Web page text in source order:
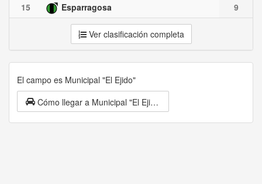
15
Esparragosa 9
Ver clasificación completa
El campo es Municipal "El Ejido"
Cómo llegar a Municipal "El Ejido"